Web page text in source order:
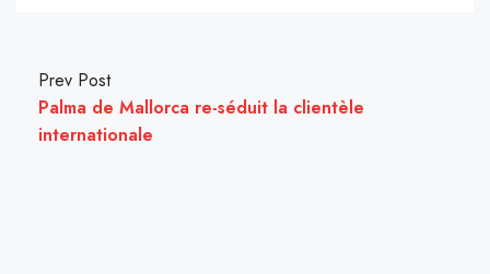
Prev Post
Palma de Mallorca re-séduit la clientèle
internationale